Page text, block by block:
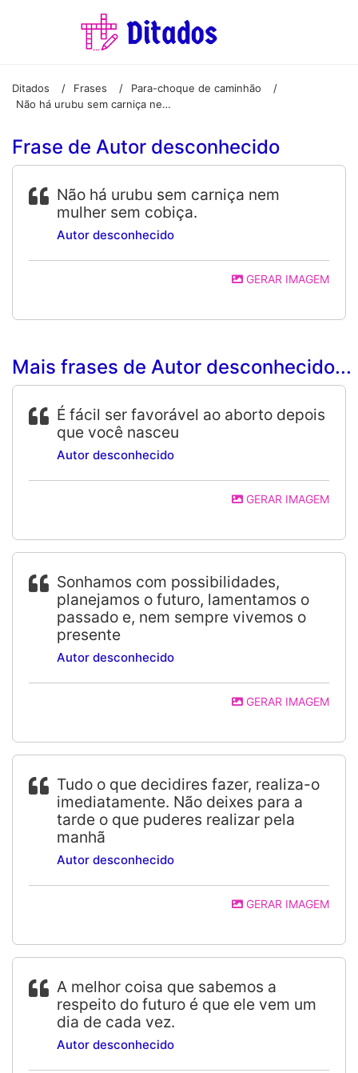
Ditados / Frases / Para-choque de caminhão
/
Não há urubu sem carniça nem mulher sem cobiça.
Frase de Autor desconhecido
Não há urubu sem carniça nem
mulher sem cobiça.
Autor desconhecido
GERAR IMAGEM
Mais frases de Autor desconhecido...
É fácil ser favorável ao aborto depois
que você nasceu
Autor desconhecido
GERAR IMAGEM
Sonhamos com possibilidades,
planejamos o futuro, lamentamos o
passado e, nem sempre vivemos o
presente
Autor desconhecido
GERAR IMAGEM
Tudo o que decidires fazer, realiza-o
imediatamente. Não deixes para a
tarde o que puderes realizar pela
manhã
Autor desconhecido
GERAR IMAGEM
A melhor coisa que sabemos a
respeito do futuro é que ele vem um
dia de cada vez.
Autor desconhecido